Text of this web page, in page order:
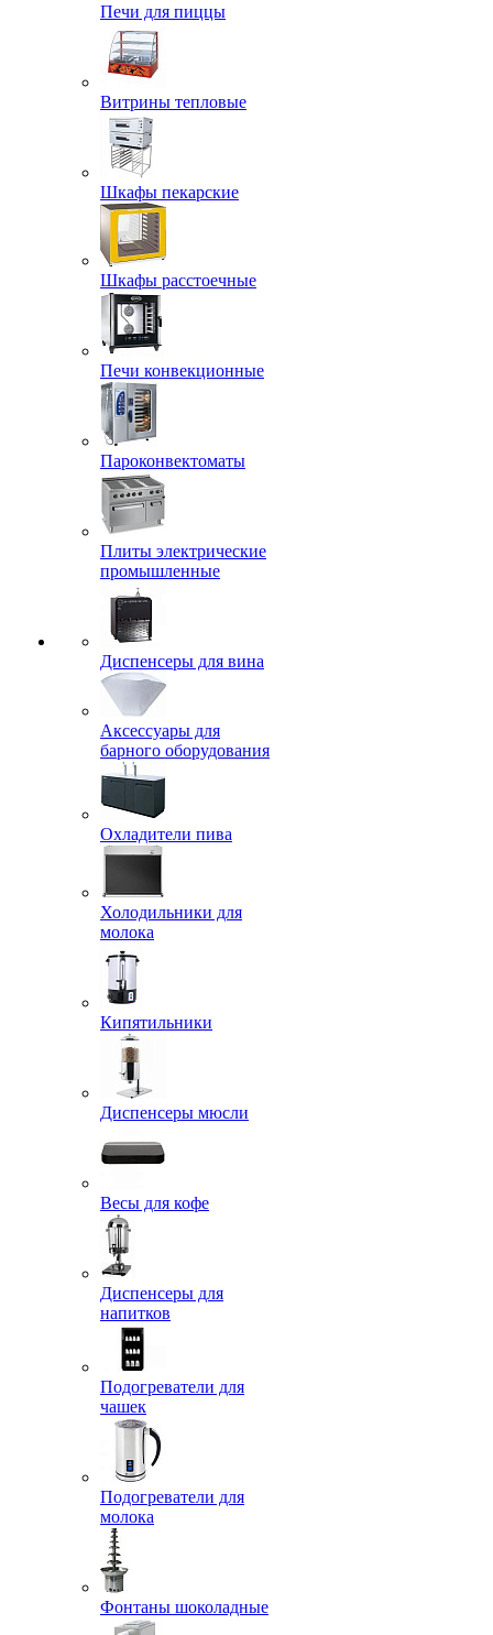
Печи для пиццы
Витрины тепловые
Шкафы пекарские
Шкафы расстоечные
Печи конвекционные
Пароконвектоматы
Плиты электрические
промышленные
Диспенсеры для вина
Аксессуары для
барного оборудования
Охладители пива
Холодильники для
молока
Кипятильники
Диспенсеры мюсли
Весы для кофе
Диспенсеры для
напитков
Подогреватели для
чашек
Подогреватели для
молока
Фонтаны шоколадные